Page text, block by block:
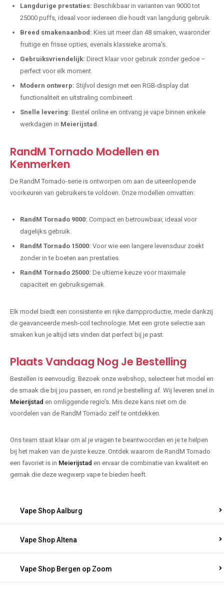
Langdurige prestaties: Beschikbaar in varianten van 9000 tot
25000 puffs, ideaal voor iedereen die houdt van langdurig gebruik.
Breed smakenaanbod: Kies uit meer dan 48 smaken, waaronder
fruitige en frisse opties, evenals klassieke aroma's.
Gebruiksvriendelijk: Direct klaar voor gebruik zonder gedoe –
perfect voor elk moment.
Modern ontwerp: Stijlvol design met een RGB-display dat
functionaliteit en uitstraling combineert.
Snelle levering: Bestel online en ontvang je vape binnen enkele
werkdagen in Meierijstad
RandM Tornado Modellen en
Kenmerken
De RandM Tornado-serie is ontworpen om aan de uiteenlopende
voorkeuren van gebruikers te voldoen. Onze modellen omvatten:
RandM Tornado 9000: Compact en betrouwbaar, ideaal voor
dagelijks gebruik.
RandM Tornado 15000: Voor wie een langere levensduur zoekt
zonder in te boeten aan prestaties.
RandM Tornado 25000: De ultieme keuze voor maximale
capaciteit en gebruiksgemak.
Elk model biedt een consistente en rijke dampproductie, mede dankzij
de geavanceerde mesh-coil technologie. Met een grote selectie aan
smaken kun je altijd iets vinden dat perfect bij je past.
Plaats Vandaag Nog Je Bestelling
Bestellen is eenvoudig. Bezoek onze webshop, selecteer het model en
de smaak die bij jou passen, en rond je bestelling af. Wij leveren snel in
Meierijstad en omliggende regio's. Mis deze kans niet om de
voordelen van de RandM Tornado zelf te ontdekken.
Ons team staat klaar om al je vragen te beantwoorden en je te helpen
bij het maken van de juiste keuze. Ontdek waarom de RandM Tornado
een favoriet is in Meierijstad en ervaar de combinatie van kwaliteit en
gemak die deze wegwerp vape te bieden heeft.
Vape Shop Aalburg
Vape Shop Altena
Vape Shop Bergen op Zoom